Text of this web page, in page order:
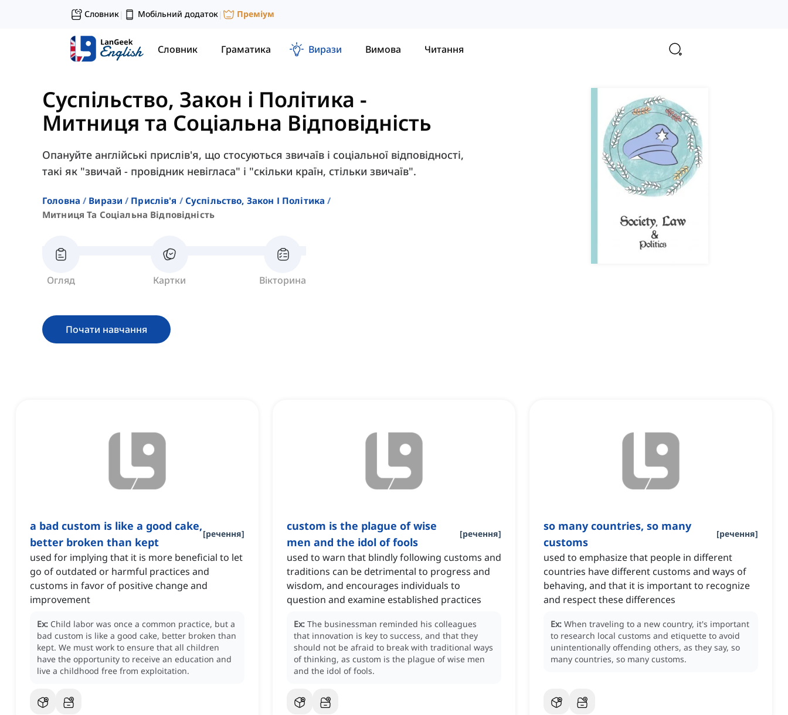
Словник| Мобільний додаток| Преміум
Словник Граматика Вирази Вимова Читання
Суспільство, Закон і Політика -
Митниця та Соціальна Відповідність
Опануйте англійські прислів'я, що стосуються звичаїв і соціальної відповідності,
такі як "звичай - провідник невігласа" і "скільки країн, стільки звичаїв".
Головна Вирази Прислів'я
Суспільство, Закон І Політика
Митниця Та Соціальна Відповідність
Огляд Картки Вікторина
Почати навчання
a bad custom is like a good cake,
better broken than kept
[речення]
used for implying that it is more beneficial to let
go of outdated or harmful practices and
customs in favor of positive change and
improvement
Ex: Child labor was once a common practice, but a
bad custom is like a good cake, better broken than
kept. We must work to ensure that all children
have the opportunity to receive an education and
live a childhood free from exploitation.
custom is the plague of wise
men and the idol of fools
[речення]
used to warn that blindly following customs and
traditions can be detrimental to progress and
wisdom, and encourages individuals to
question and examine established practices
Ex: The businessman reminded his colleagues
that innovation is key to success, and that they
should not be afraid to break with traditional ways
of thinking, as custom is the plague of wise men
and the idol of fools.
so many countries, so many
customs
[речення]
used to emphasize that people in different
countries have different customs and ways of
behaving, and that it is important to recognize
and respect these differences
Ex: When traveling to a new country, it's important
to research local customs and etiquette to avoid
unintentionally offending others, as they say, so
many countries, so many customs.